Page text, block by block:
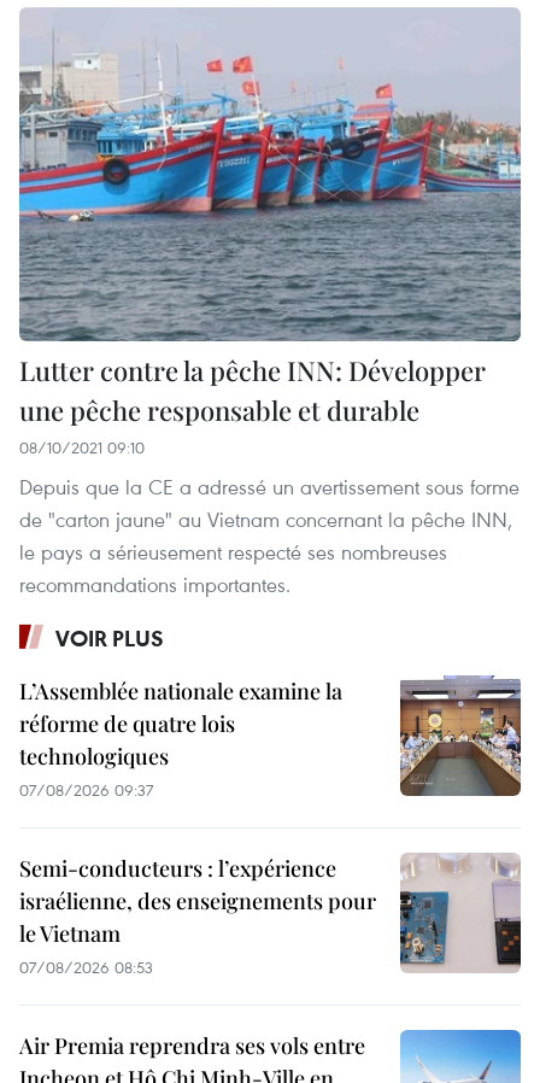
Lutter contre la pêche INN: Développer
une pêche responsable et durable
08/10/2021 09:10
Depuis que la CE a adressé un avertissement sous forme
de "carton jaune" au Vietnam concernant la pêche INN,
le pays a sérieusement respecté ses nombreuses
recommandations importantes.
VOIR PLUS
L’Assemblée nationale examine la
réforme de quatre lois
technologiques
07/08/2026 09:37
Semi-conducteurs : l’expérience
israélienne, des enseignements pour
le Vietnam
07/08/2026 08:53
Air Premia reprendra ses vols entre